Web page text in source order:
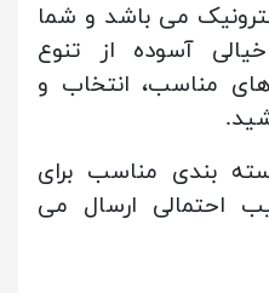
می باشد و شما
آسوده از تنوع
مناسب، انتخاب و
بندی مناسب برای
احتمالی ارسال می